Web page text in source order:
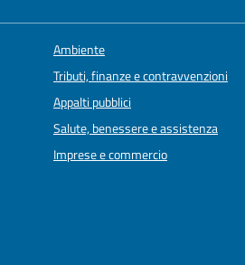
Ambiente
Tributi, finanze e contravvenzioni
Appalti pubblici
Salute, benessere e assistenza
Imprese e commercio